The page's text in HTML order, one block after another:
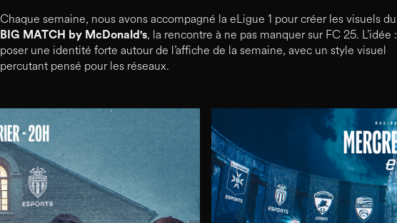
Chaque semaine, nous avons accompagné la eLigue 1 pour créer les visuels du
BIG MATCH by McDonald's, la rencontre à ne pas manquer sur FC 25. L’idée :
poser une identité forte autour de l’affiche de la semaine, avec un style visuel
percutant pensé pour les réseaux.